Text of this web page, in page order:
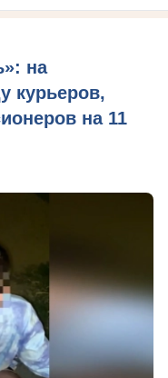
на
курьеров,
на 11